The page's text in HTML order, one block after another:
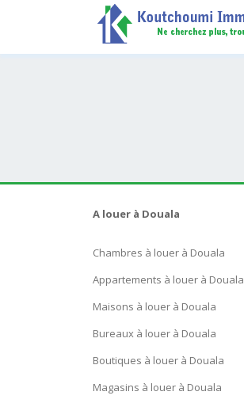
A louer à Douala
Chambres à louer à Douala
Appartements à louer à Douala
Maisons à louer à Douala
Bureaux à louer à Douala
Boutiques à louer à Douala
Magasins à louer à Douala